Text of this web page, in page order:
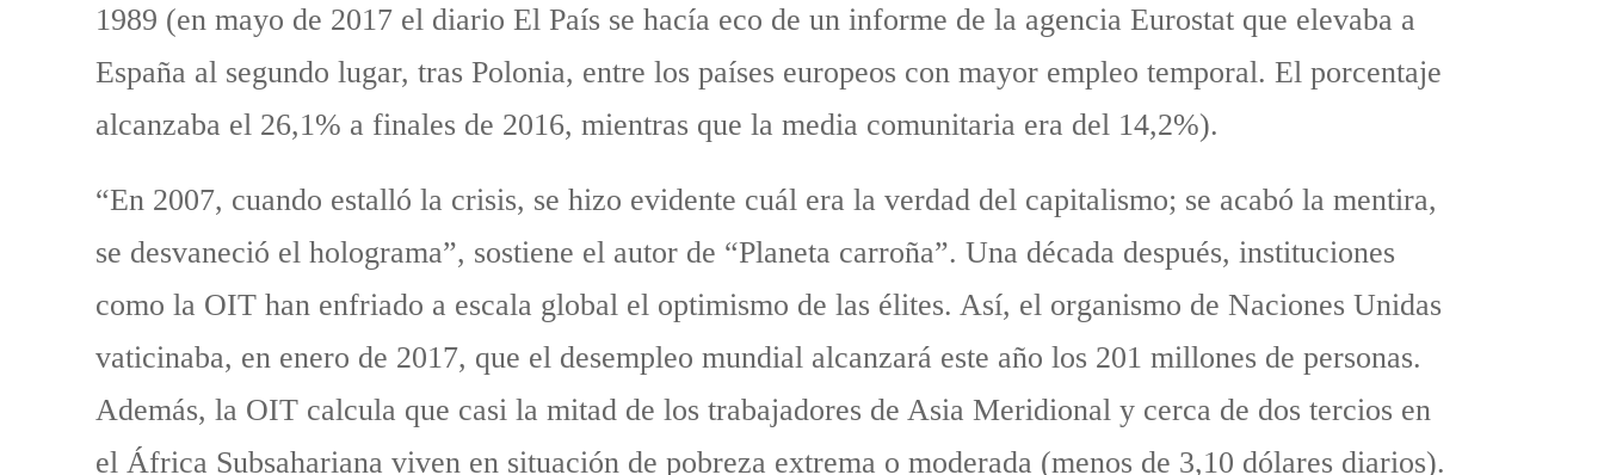
1989 (en mayo de 2017 el diario El País se hacía eco de un informe de la agencia Eurostat que elevaba a
España al segundo lugar, tras Polonia, entre los países europeos con mayor empleo temporal. El porcentaje
alcanzaba el 26,1% a finales de 2016, mientras que la media comunitaria era del 14,2%).
“En 2007, cuando estalló la crisis, se hizo evidente cuál era la verdad del capitalismo; se acabó la mentira,
se desvaneció el holograma”, sostiene el autor de “Planeta carroña”. Una década después, instituciones
como la OIT han enfriado a escala global el optimismo de las élites. Así, el organismo de Naciones Unidas
vaticinaba, en enero de 2017, que el desempleo mundial alcanzará este año los 201 millones de personas.
Además, la OIT calcula que casi la mitad de los trabajadores de Asia Meridional y cerca de dos tercios en
el África Subsahariana viven en situación de pobreza extrema o moderada (menos de 3,10 dólares diarios).